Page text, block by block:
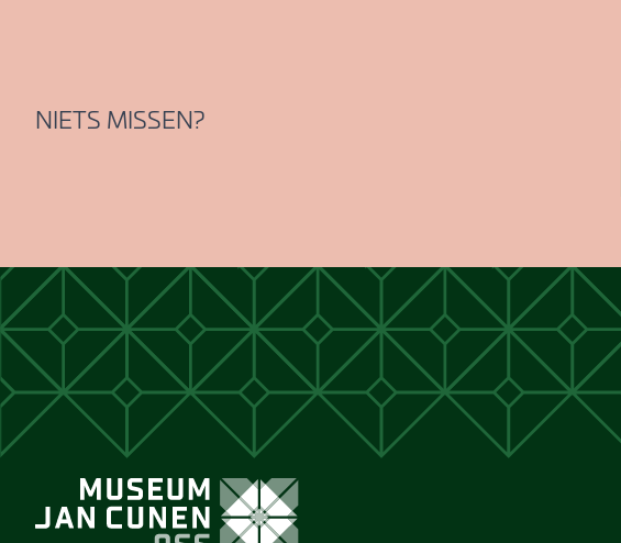
NIETS MISSEN?